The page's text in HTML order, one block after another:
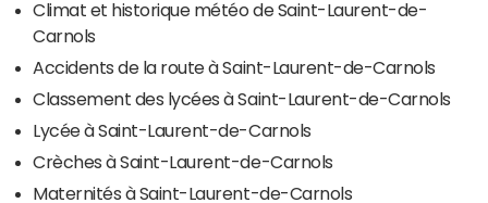
Climat et historique météo de Saint-Laurent-de-
Carnols
Accidents de la route à Saint-Laurent-de-Carnols
Classement des lycées à Saint-Laurent-de-Carnols
Lycée à Saint-Laurent-de-Carnols
Crèches à Saint-Laurent-de-Carnols
Maternités à Saint-Laurent-de-Carnols